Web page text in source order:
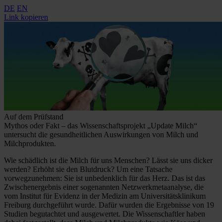
DE EN
Link kopieren
Auf dem Prüfstand
Mythos oder Fakt – das Wissenschaftsprojekt „Update Milch“
untersucht die gesundheitlichen Auswirkungen von Milch und
Milchprodukten.
Wie schädlich ist die Milch für uns Menschen? Lässt sie uns dicker
werden? Erhöht sie den Blutdruck? Um eine Tatsache
vorwegzunehmen: Sie ist unbedenklich für das Herz. Das ist das
Zwischenergebnis einer sogenannten Netzwerkmetaanalyse, die
vom Institut für Evidenz in der Medizin am Universitätsklinikum
Freiburg durchgeführt wurde. Dafür wurden die Ergebnisse von 19
Studien begutachtet und ausgewertet. Die Wissenschaftler haben